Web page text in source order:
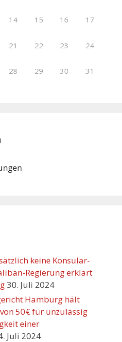
14 15 16 17
21 22 23 24
28 29 30 31
keine Konsular-
Regierung erklärt
30. Juli 2024
Hamburg hält
50€ für unzulässig
einer
Juli 2024